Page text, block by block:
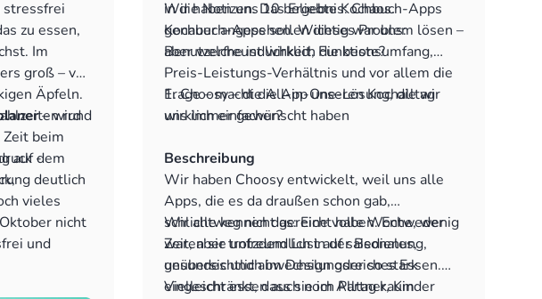
stressfrei
zu essen,
Im
groß – von
Äpfeln.
rund
beim
auf dem
deutlich
– wird
-
vieles
importieren
nicht
und
in die Notizen. Das Ergebnis: Chaos.
Kochbuch-Apps sollen dieses Problem lösen –
aber welche ist wirklich die beste?
Wir haben uns 10 beliebte Kochbuch-Apps
genauer angesehen. Wichtig war uns:
Benutzerfreundlichkeit, Funktionsumfang,
Preis-Leistungs-Verhältnis und vor allem die
Frage – macht die App unseren Kochalltag
wirklich einfacher?
1. Choosy – die All-in-One-Lösung, die wir
uns immer gewünscht haben
Beschreibung
Wir haben Choosy entwickelt, weil uns alle
Apps, die es da draußen schon gab,
schlichtweg nicht gereicht haben. Entweder
waren sie unfreundlich in der Bedienung,
unübersichtlich im Design oder so stark
eingeschränkt, dass sie im Alltag kaum
Wir alle kennen das: Eine volle Woche, wenig
Zeit, aber trotzdem Lust auf saisonales,
gesundes und abwechslungsreiches Essen.
Vielleicht essen auch noch Partner, Kinder